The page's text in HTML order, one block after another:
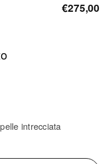
€275,00
intrecciata